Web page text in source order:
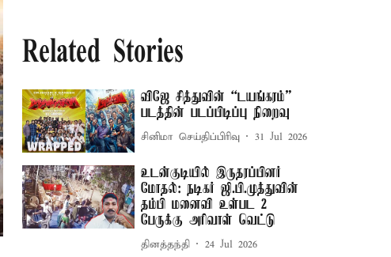
Related Stories
விஜே சித்துவின் “டயங்கரம்”
படத்தின் படப்பிடிப்பு நிறைவு
சினிமா செய்திப்பிரிவு 31 Jul 2026
உடன்குடியில் இருதரப்பினர்
மோதல்: நடிகர் ஜி.பி.முத்துவின்
தம்பி மனைவி உள்பட 2
பேருக்கு அரிவாள் வெட்டு
தினத்தந்தி 24 Jul 2026